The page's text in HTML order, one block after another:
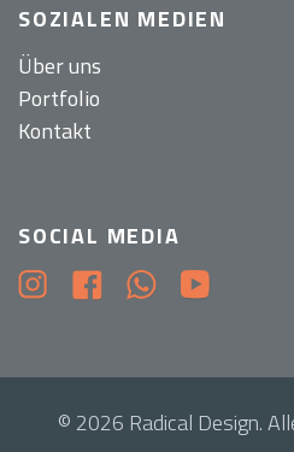
SOZIALEN MEDIEN
Über uns
Portfolio
Kontakt
SOCIAL MEDIA
© 2026 Radical Design.